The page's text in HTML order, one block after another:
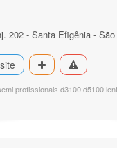
202 - Santa Efigênia -
profissionais d3100 d5100